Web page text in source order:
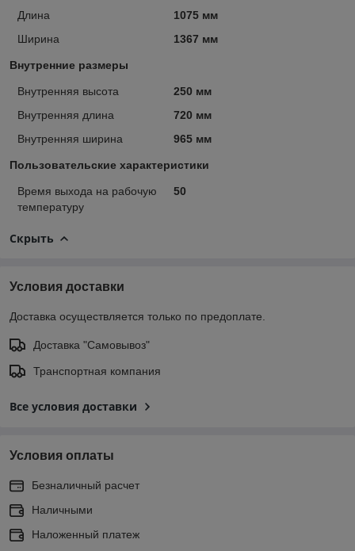
Длина
1075 мм
Ширина
1367 мм
Внутренние размеры
Внутренняя высота
250 мм
Внутренняя длина
720 мм
Внутренняя ширина
965 мм
Пользовательские характеристики
Время выхода на рабочую
температуру
50
Скрыть
Условия доставки
Доставка осуществляется только по предоплате.
Доставка "Самовывоз"
Транспортная компания
Все условия доставки
Условия оплаты
Безналичный расчет
Наличными
Наложенный платеж